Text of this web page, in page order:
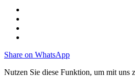
Share on WhatsApp
Nutzen Sie diese Funktion, um mit uns